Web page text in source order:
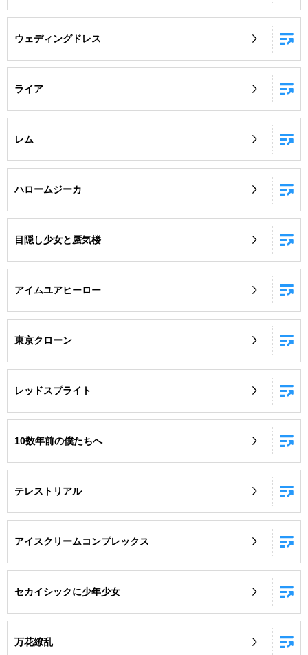
ウェディングドレス
ライア
レム
ハロームジーカ
目隠し少女と蜃気楼
アイムユアヒーロー
東京クローン
レッドスプライト
10数年前の僕たちへ
テレストリアル
アイスクリームコンプレックス
セカイシックに少年少女
万花繚乱